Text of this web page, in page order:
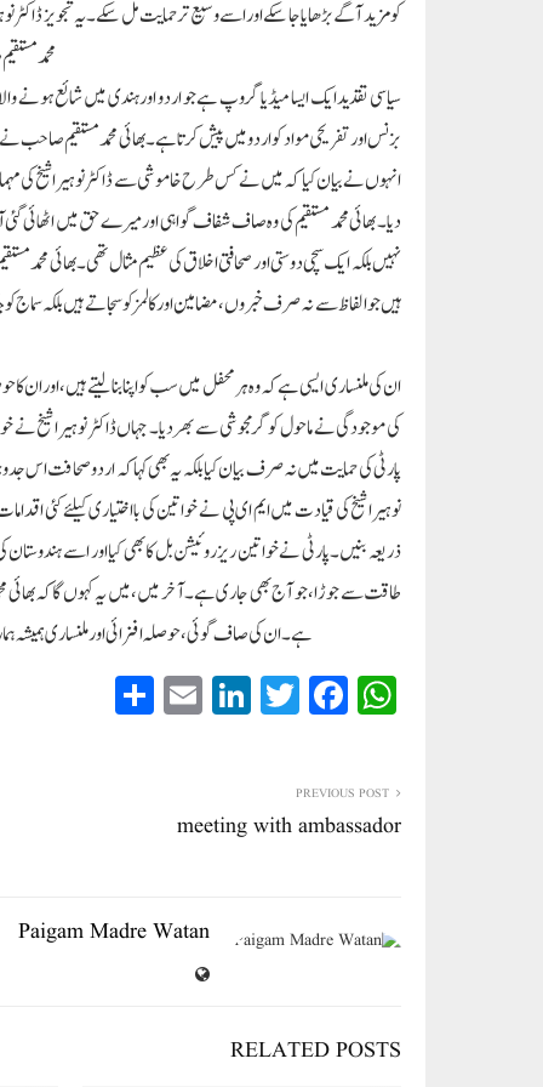
کو مزید آگے بڑھایا جا سکے اور اسے وسیع تر حمایت مل سکے۔ یہ تجویز
محمد
سیاسی تقدید ایک ایسا میڈیا گروپ ہے جو اردو اور ہندی میں شائع ہونے والا
بزنس اور تفریحی مواد کو اردو میں پیش کرتا ہے۔ بھائی محمد مستقیم
انہوں نے بیان کیا کہ میں نے کس طرح خاموشی سے ڈاکٹر نوہیرا شیخ کی
دیا۔ بھائی محمد مستقیم کی وہ صاف شفاف گواہی اور میرے حق میں
نہیں بلکہ ایک سچی دوستی اور صحافتی اخلاق کی عظیم مثال تھی۔ بھائی
ہیں جو الفاظ سے نہ صرف خبروں، مضامین اور کالمز کو سجاتے ہیں بلکہ
ان کی ملنساری ایسی ہے کہ وہ ہر محفل میں سب کو اپنا بنا لیتے ہیں، اور
کی موجودگی نے ماحول کو گرمجوشی سے بھر دیا۔ جہاں ڈاکٹر نوہیرا شیخ
پارٹی کی حمایت میں نہ صرف بیان کیا بلکہ یہ بھی کہا کہ اردو صحافت اس
ذریعہ بنیں۔ پارٹی نے خواتین ریزروئیشن بل کا بھی کیا اور اسے
طاقت سے جوڑا، جو آج بھی جاری ہے۔ آخر میں، میں یہ کہوں گا کہ بھائی
ہے۔ ان کی صاف گوئی، حوصلہ افزائی اور ملنساری ہمیشہ
W
ha
A
pp
Fa
ce
ok
T
wi
r
Li
nk
In
E
m
PREVIOUS POST
meeting with ambassador
Paigam Madre Watan
RELATED POSTS